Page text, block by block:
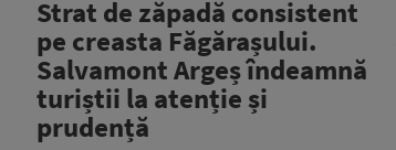
Strat de zăpadă consistent
pe creasta Făgărașului.
Salvamont Argeș îndeamnă
turiștii la atenție și
prudență